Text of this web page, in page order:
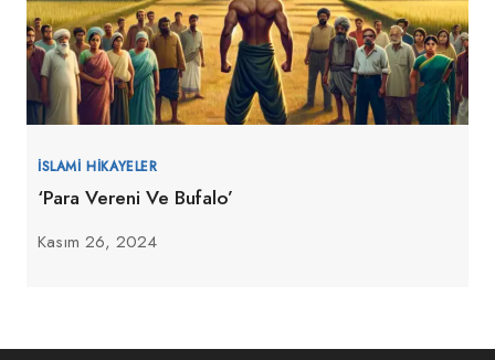
İSLAMI HIKAYELER
‘Para Vereni Ve Bufalo’
Kasım 26, 2024